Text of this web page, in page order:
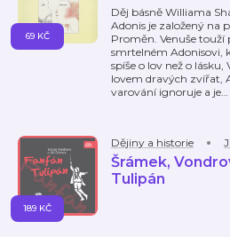
Děj básně Williama
Adonis je založený na
Proměn. Venuše touží
smrtelném Adonisovi,
spíše o lov než o lásku,
lovem dravých zvířat,
varování ignoruje a je…
69 KČ
Dějiny a historie
Šrámek,
Tulipán
189 KČ